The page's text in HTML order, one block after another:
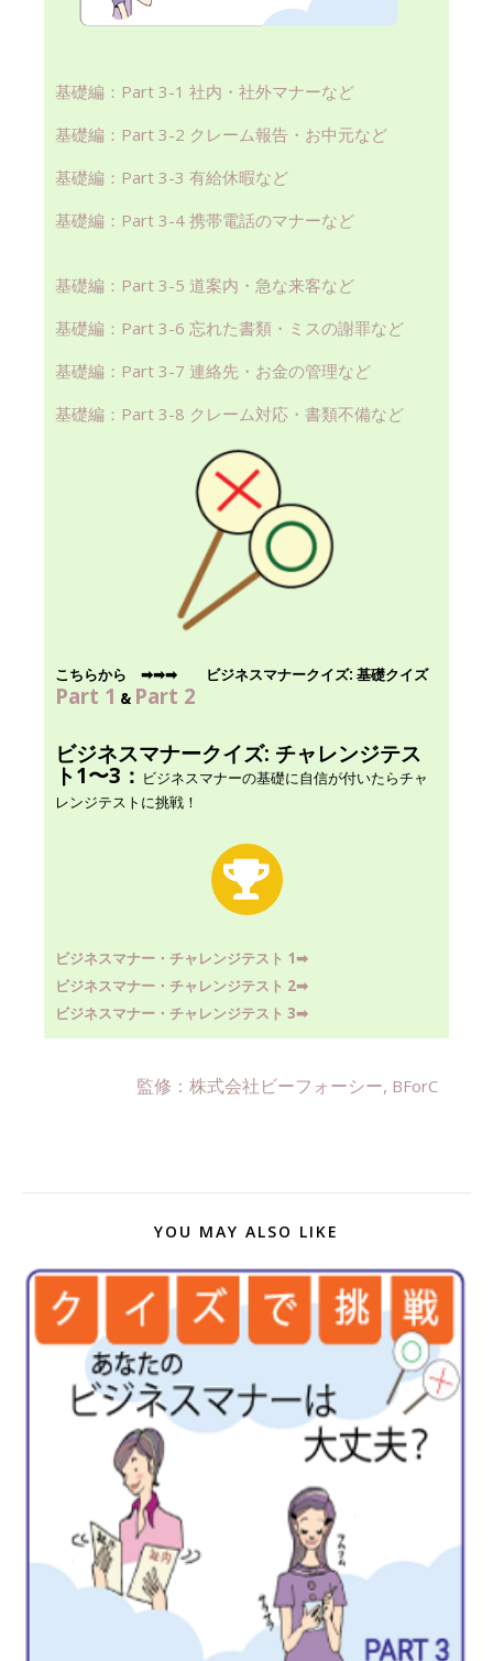
基礎編：Part 3-1 社内・社外マナーなど
基礎編：Part 3-2 クレーム報告・お中元など
基礎編：Part 3-3 有給休暇など
基礎編：Part 3-4 携帯電話のマナーなど
基礎編：Part 3-5 道案内・急な来客など
基礎編：Part 3-6 忘れた書類・ミスの謝罪など
基礎編：Part 3-7 連絡先・お金の管理など
基礎編：Part 3-8 クレーム対応・書類不備など
こちらから ➡︎➡︎➡︎ ビジネスマナークイズ: 基礎クイズ
Part 1 & Part 2
ビジネスマナークイズ: チャレンジテス
ト1〜3： ビジネスマナーの基礎に自信が付いたらチャ
レンジテストに挑戦！
ビジネスマナー・チャレンジテスト 1➡︎
ビジネスマナー・チャレンジテスト 2➡︎
ビジネスマナー・チャレンジテスト 3➡︎
監修：株式会社ビーフォーシー, BForC
YOU MAY ALSO LIKE